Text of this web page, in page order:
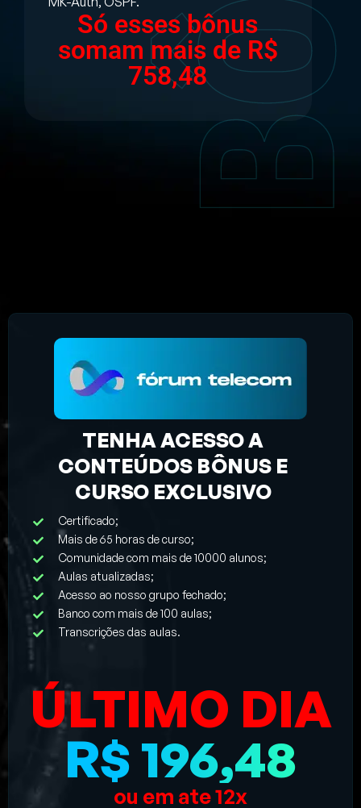
Só esses bônus
somam mais de R$
758,48
TENHA ACESSO A
CONTEÚDOS BÔNUS E
CURSO EXCLUSIVO
Certificado;
Mais de 65 horas de curso;
Comunidade com mais de 10000 alunos;
Aulas atualizadas;
Acesso ao nosso grupo fechado;
Banco com mais de 100 aulas;
Transcrições das aulas.
ÚLTIMO DIA
R$ 196,48
ou em ate 12x